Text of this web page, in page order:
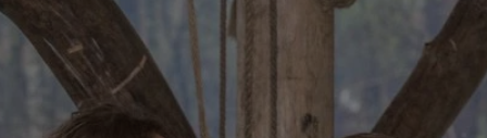
dotyczących
to konieczne,
poprawnie.